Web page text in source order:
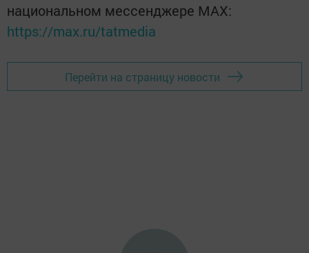
национальном мессенджере MАХ:
https://max.ru/tatmedia
Перейти на страницу новости